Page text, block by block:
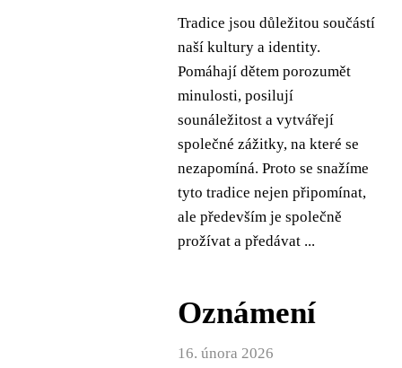
Tradice jsou důležitou součástí
naší kultury a identity.
Pomáhají dětem porozumět
minulosti, posilují
sounáležitost a vytvářejí
společné zážitky, na které se
nezapomíná. Proto se snažíme
tyto tradice nejen připomínat,
ale především je společně
prožívat a předávat ...
Oznámení
16. února 2026